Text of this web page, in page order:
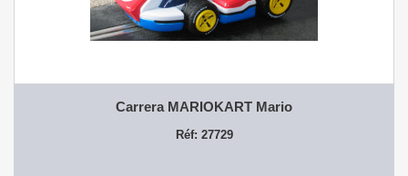
Carrera MARIOKART Mario
Réf: 27729